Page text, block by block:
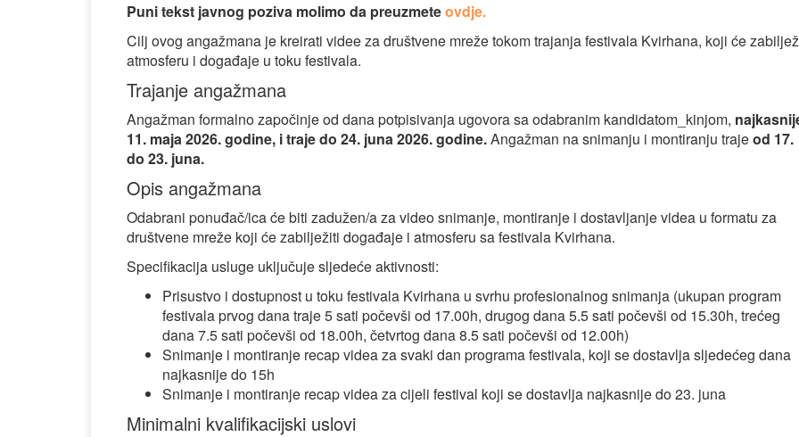
Puni tekst javnog poziva molimo da preuzmeteovdje.
Cilj ovog angažmana je kreirati videe za društvene mreže tokom trajanja festivala Kvirhana, koji će
atmosferu i događaje u toku festivala.
Trajanje angažmana
Angažman formalno započinje od dana potpisivanja ugovora sa odabranim kandidatom_kinjom,
11. maja 2026. godine, i traje do 24. juna 2026. godine.Angažman na snimanju i montiranju trajeod 17.
do 23. juna.
Opis angažmana
Odabrani ponuđač/ica će biti zadužen/a za video snimanje, montiranje i dostavljanje videa u formatu za
društvene mreže koji će zabilježiti događaje i atmosferu sa festivala Kvirhana.
Specifikacija usluge uključuje sljedeće aktivnosti:
Prisustvo i dostupnost u toku festivala Kvirhana u svrhu profesionalnog snimanja (ukupan program
festivala prvog dana traje 5 sati počevši od 17.00h, drugog dana 5.5 sati počevši od 15.30h, trećeg
dana 7.5 sati počevši od 18.00h, četvrtog dana 8.5 sati počevši od 12.00h)
Snimanje i montiranje recap videa za svaki dan programa festivala, koji se dostavlja sljedećeg dana
najkasnije do 15h
Snimanje i montiranje recap videa za cijeli festival koji se dostavlja najkasnije do 23. juna
Minimalni kvalifikacijski uslovi